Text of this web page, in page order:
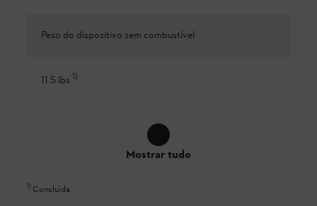
Peso do dispositivo sem combustível
11.5 lbs 1)
Mostrar tudo
1) Concluída